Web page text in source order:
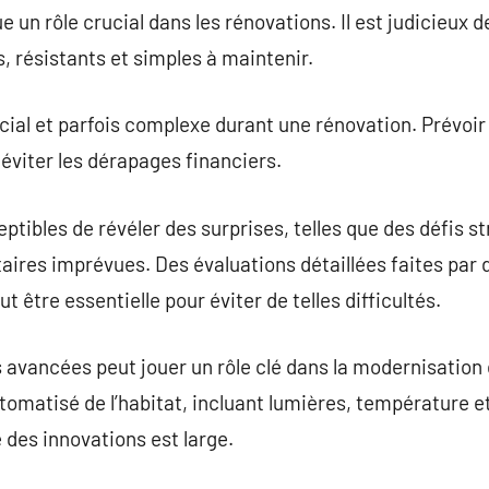
un rôle crucial dans les rénovations. Il est judicieux
résistants et simples à maintenir.
et parfois complexe durant une rénovation. Prévoir
les dérapages financiers.
de révéler des surprises, telles que des défis
imprévues. Des évaluations détaillées faites par
être essentielle pour éviter de telles difficultés.
peut jouer un rôle clé dans la modernisation
de l’habitat, incluant lumières, température
innovations est large.